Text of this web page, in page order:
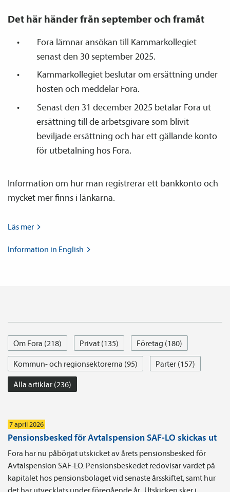
Det här händer från september och framåt
Fora lämnar ansökan till Kammarkollegiet
senast den 30 september 2025.
Kammarkollegiet beslutar om ersättning under
hösten och meddelar Fora.
Senast den 31 december 2025 betalar Fora ut
ersättning till de arbetsgivare som blivit
beviljade ersättning och har ett gällande konto
för utbetalning hos Fora.
Information om hur man registrerar ett bankkonto och
mycket mer finns i länkarna.
Läs mer
Information in English
Om Fora (218) Privat (135)
Företag (180)
Kommun- och regionsektorerna (95)
Parter (157)
Alla artiklar (236)
7 april 2026
Pensionsbesked för Avtalspension SAF-LO skickas ut
Fora har nu påbörjat utskicket av årets pensionsbesked för
Avtalspension SAF-LO. Pensionsbeskedet redovisar värdet på
kapitalet hos pensionsbolaget vid senaste årsskiftet, samt hur
det har utvecklats under föregående år. Utskicken sker i